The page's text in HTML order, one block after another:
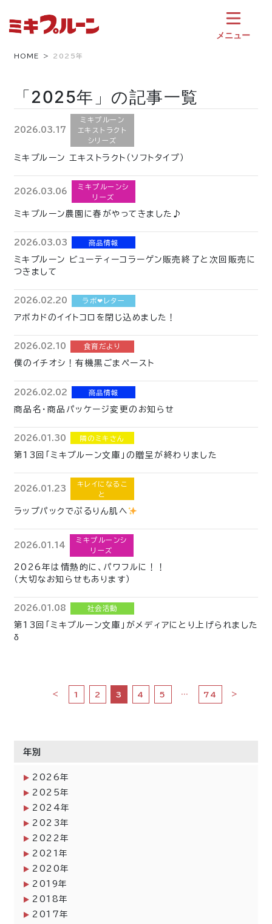
メニュー
HOME 2025年
「2025年」の記事一覧
2026.03.17
ミキプルーン
エキストラクト
シリーズ
ミキプルーン エキストラクト（ソフトタイプ）
2026.03.06
ミキプルーンシ
リーズ
ミキプルーン農園に春がやってきました♪
2026.03.03 商品情報
ミキプルーン ビューティーコラーゲン販売終了と次回販売に
つきまして
2026.02.20 ラボ❤︎レター
アボカドのイイトコロを閉じ込めました！
2026.02.10 食育だより
僕のイチオシ！有機黒ごまペースト
2026.02.02 商品情報
商品名・商品パッケージ変更のお知らせ
2026.01.30 隣のミキさん
第13回「ミキプルーン文庫」の贈呈が終わりました
2026.01.23
キレイになるこ
と
ラップパックでぷるりん肌へ
2026.01.14
ミキプルーンシ
リーズ
2026年は情熱的に、パワフルに！！
（大切なお知らせもあります）
2026.01.08 社会活動
第13回「ミキプルーン文庫」がメディアにとり上げられました
δ
< 1 2 3 4 5 … 74 >
年別
2026年
2025年
2024年
2023年
2022年
2021年
2020年
2019年
2018年
2017年